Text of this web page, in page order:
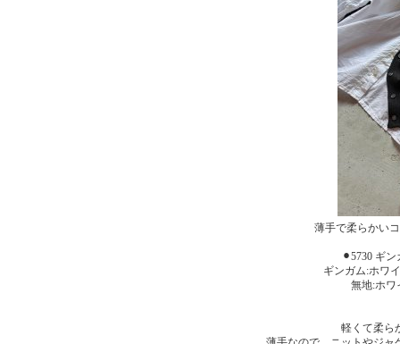
薄手で柔らかい
⚫︎5730 ギ
ギンガム:ホワ
無地:ホワ
軽くて柔ら